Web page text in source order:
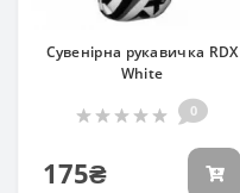
Сувенірна рукавичка RDX
White
0
175₴